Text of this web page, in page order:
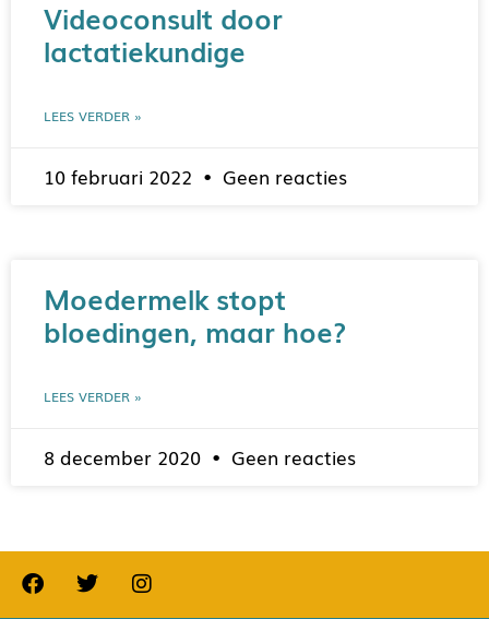
Videoconsult door
lactatiekundige
LEES VERDER »
10 februari 2022 Geen reacties
Moedermelk stopt
bloedingen, maar hoe?
LEES VERDER »
8 december 2020 Geen reacties